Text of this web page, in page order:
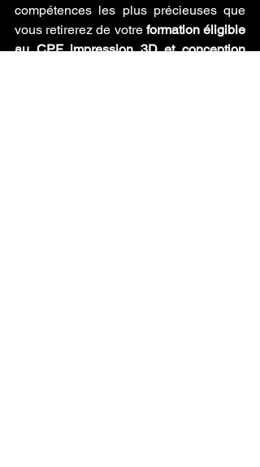
compétences les plus précieuses que
vous retirerez de votre formation éligible
au CPF impression 3D et conception